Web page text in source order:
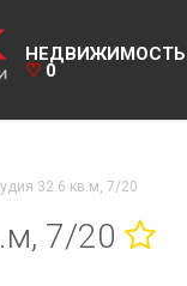
НЕДВИЖИМОСТЬ
♡ 0
32.6 кв.м, 7/20
7/20